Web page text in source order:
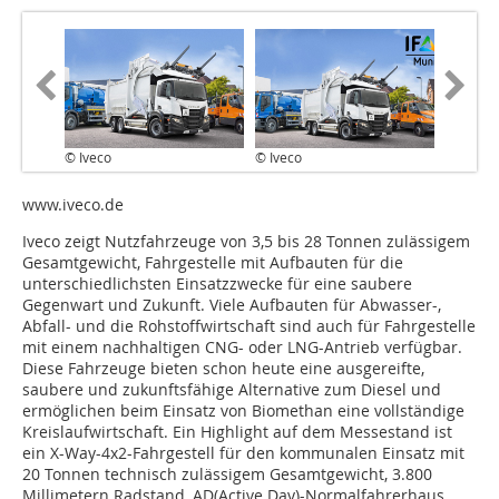
© Iveco © Iveco
www.iveco.de
Iveco zeigt Nutzfahrzeuge von 3,5 bis 28 Tonnen zulässigem
Gesamtgewicht, Fahrgestelle mit Aufbauten für die
unterschiedlichsten Einsatzzwecke für eine saubere
Gegenwart und Zukunft. Viele Aufbauten für Abwasser-,
Abfall- und die Rohstoffwirtschaft sind auch für Fahrgestelle
mit einem nachhaltigen CNG- oder LNG-Antrieb verfügbar.
Diese Fahrzeuge bieten schon heute eine ausgereifte,
saubere und zukunftsfähige Alternative zum Diesel und
ermöglichen beim Einsatz von Biomethan eine vollständige
Kreislaufwirtschaft. Ein Highlight auf dem Messestand ist
ein X-Way-4x2-Fahrgestell für den kommunalen Einsatz mit
20 Tonnen technisch zulässigem Gesamtgewicht, 3.800